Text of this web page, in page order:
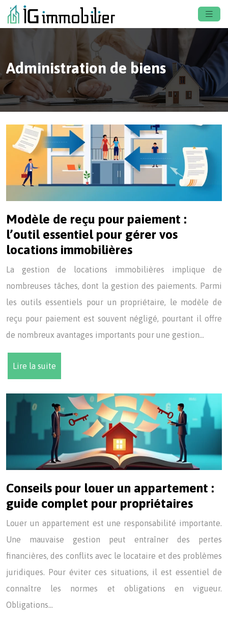
Administration de biens
Modèle de reçu pour paiement :
l’outil essentiel pour gérer vos
locations immobilières
La gestion de locations immobilières implique de
nombreuses tâches, dont la gestion des paiements. Parmi
les outils essentiels pour un propriétaire, le modèle de
reçu pour paiement est souvent négligé, pourtant il offre
de nombreux avantages importants pour une gestion…
Lire la suite
Conseils pour louer un appartement :
guide complet pour propriétaires
Louer un appartement est une responsabilité importante.
Une mauvaise gestion peut entraîner des pertes
financières, des conflits avec le locataire et des problèmes
juridiques. Pour éviter ces situations, il est essentiel de
connaître les normes et obligations en vigueur.
Obligations…